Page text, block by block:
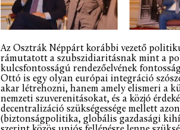
Az Osztrák Néppárt korábbi vezető
rámutatott a szubszidiaritásnak mint a
kulcsfontosságú rendezőelvének
Ottó is egy olyan európai integráció
akar létrehozni, hanem amely elismeri a
nemzeti szuverenitásokat, és a közjó
decentralizáció szükségessége mellett
(biztonságpolitika, globális gazdasági